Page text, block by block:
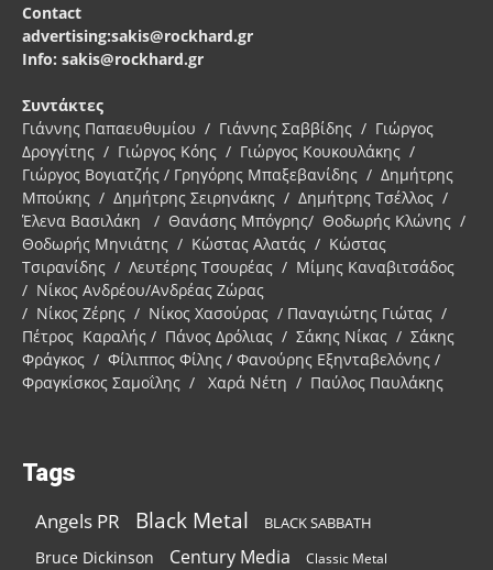
Contact
advertising:sakis@rockhard.gr
Info: sakis@rockhard.gr
Συντάκτες
Γιάννης Παπαευθυμίου / Γιάννης Σαββίδης / Γιώργος
Δρογγίτης / Γιώργος Κόης / Γιώργος Κουκουλάκης /
Γιώργος Βογιατζής / Γρηγόρης Μπαξεβανίδης / Δημήτρης
Μπούκης / Δημήτρης Σειρηνάκης / Δημήτρης Τσέλλος /
Έλενα Βασιλάκη / Θανάσης Μπόγρης/ Θοδωρής Κλώνης /
Θοδωρής Μηνιάτης / Κώστας Αλατάς / Κώστας
Τσιρανίδης / Λευτέρης Τσουρέας / Μίμης Καναβιτσάδος
/ Νίκος Ανδρέου/Ανδρέας Ζώρας
/ Νίκος Ζέρης / Νίκος Χασούρας / Παναγιώτης Γιώτας /
Πέτρος Καραλής / Πάνος Δρόλιας / Σάκης Νίκας / Σάκης
Φράγκος / Φίλιππος Φίλης / Φανούρης Εξηνταβελόνης /
Φραγκίσκος Σαμοΐλης / Χαρά Νέτη / Παύλος Παυλάκης
Tags
Angels PR Black Metal BLACK SABBATH
Bruce Dickinson Century Media Classic Metal